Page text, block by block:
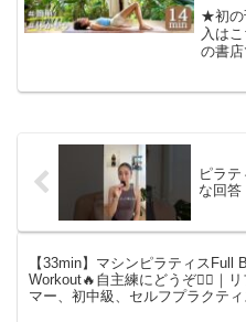
★初の
入は
の書
ピラ
な回答
【33min】マシンピラティスFull
Workout🔥自主練にどうぞ💁‍♀️｜リ
マー、初中級、セルフプラクテ